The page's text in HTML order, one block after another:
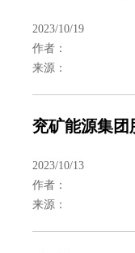
2023/10/19
作者：
来源：
2023/10/13
作者：
来源：